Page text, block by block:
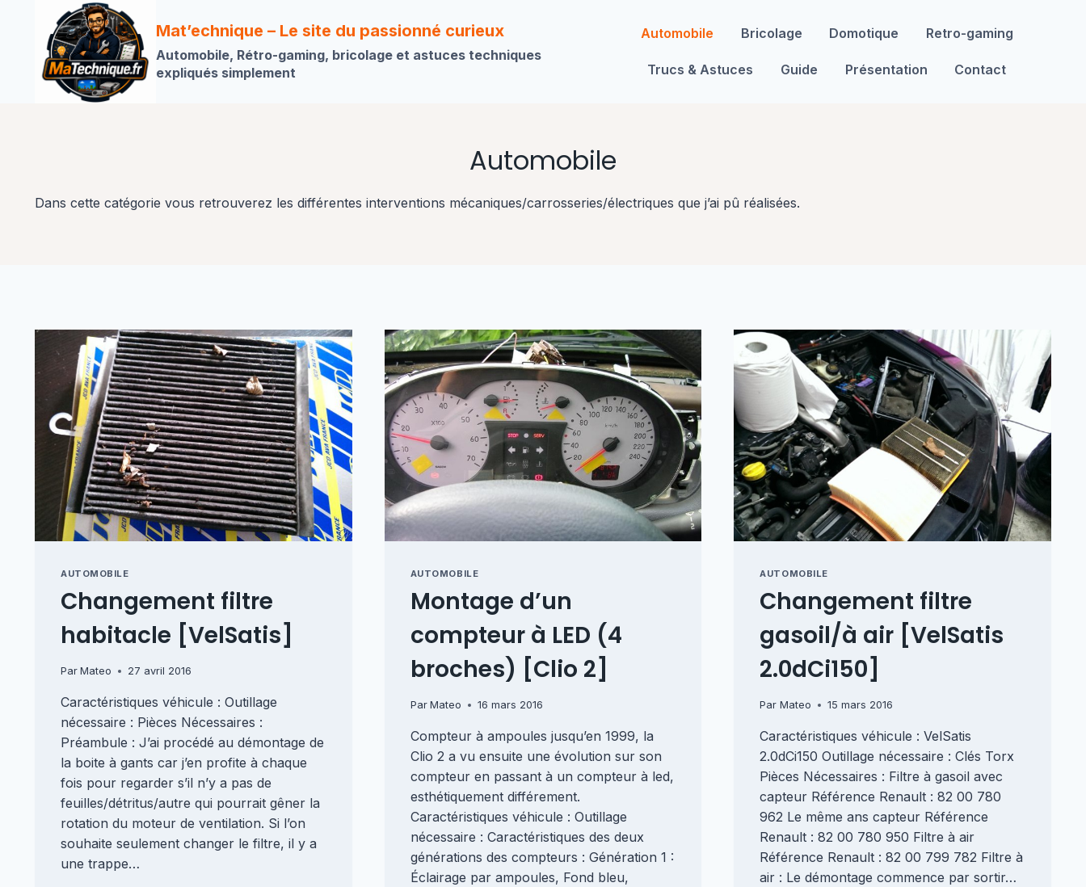
contenu
Mat’echnique – Le site du passionné curieux
Automobile, Rétro-gaming, bricolage et astuces techniques
expliqués simplement
Automobile Bricolage Domotique Retro-gaming
Trucs & Astuces Guide Présentation Contact
Automobile
Dans cette catégorie vous retrouverez les différentes interventions mécaniques/carrosseries/électriques que j’ai pû réalisées.
AUTOMOBILE
Changement filtre
habitacle [VelSatis]
Par Mateo 27 avril 2016
Caractéristiques véhicule : Outillage
nécessaire : Pièces Nécessaires :
Préambule : J’ai procédé au démontage de
la boite à gants car j’en profite à chaque
fois pour regarder s’il n’y a pas de
feuilles/détritus/autre qui pourrait gêner la
rotation du moteur de ventilation. Si l’on
souhaite seulement changer le filtre, il y a
une trappe…
AUTOMOBILE
Montage d’un
compteur à LED (4
broches) [Clio 2]
Par Mateo 16 mars 2016
Compteur à ampoules jusqu’en 1999, la
Clio 2 a vu ensuite une évolution sur son
compteur en passant à un compteur à led,
esthétiquement différement.
Caractéristiques véhicule : Outillage
nécessaire : Caractéristiques des deux
générations des compteurs : Génération 1 :
Éclairage par ampoules, Fond bleu,
AUTOMOBILE
Changement filtre
gasoil/à air [VelSatis
2.0dCi150]
Par Mateo 15 mars 2016
Caractéristiques véhicule : VelSatis
2.0dCi150 Outillage nécessaire : Clés Torx
Pièces Nécessaires : Filtre à gasoil avec
capteur Référence Renault : 82 00 780
962 Le même ans capteur Référence
Renault : 82 00 780 950 Filtre à air
Référence Renault : 82 00 799 782 Filtre à
air : Le démontage commence par sortir…